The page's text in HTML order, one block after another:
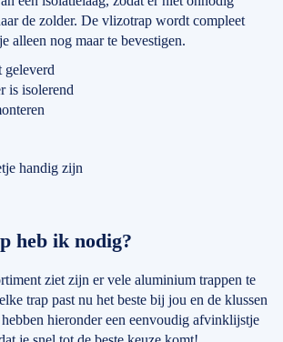
de zolder. De vlizotrap wordt compleet
alleen nog maar te bevestigen.
geleverd
is isolerend
handig zijn
heb ik nodig?
ziet zijn er vele aluminium trappen te
trap past nu het beste bij jou en de klussen
hieronder een eenvoudig afvinklijstje